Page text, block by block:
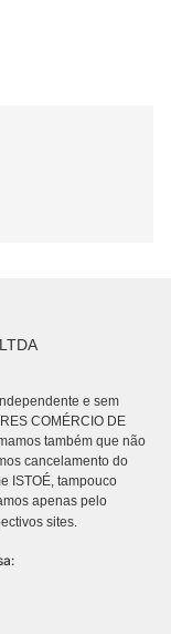
e sem
COMÉRCIO DE
também que não
cancelamento do
ISTOÉ, tampouco
apenas pelo
sites.